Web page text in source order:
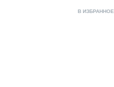
В ИЗБРАННОЕ